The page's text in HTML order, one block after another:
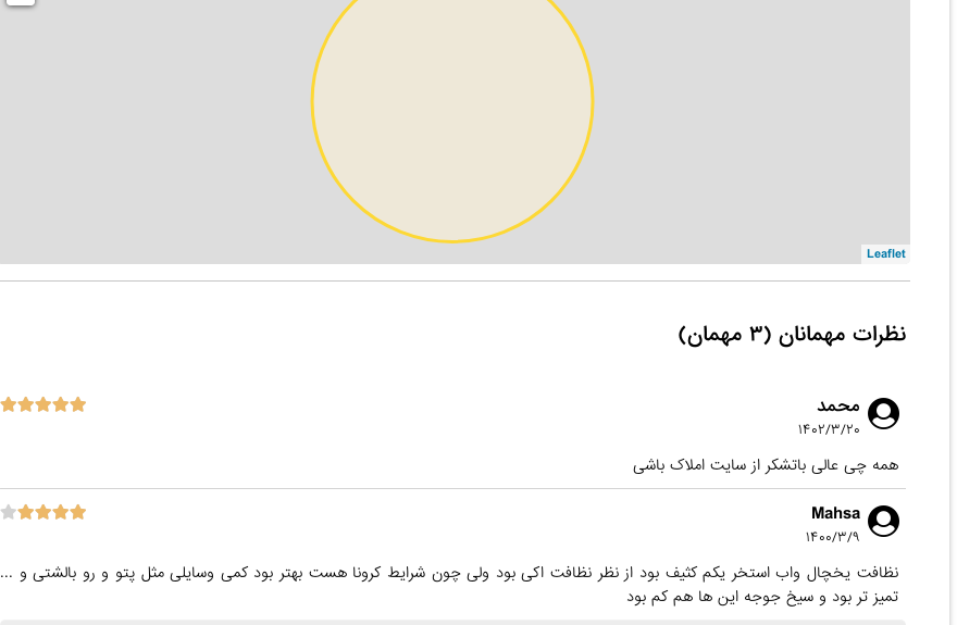
Leaflet
نظرات مهمانان (۳ مهمان)
محمد
۱۴۰۲/۳/۲۰
همه‌ چی عالی باتشکر از سایت املاک باشی
Mahsa
۱۴۰۰/۳/۹
نظافت یخچال واب استخر یکم کثیف بود از نظر نظافت اکی بود ولی چون شرایط کرونا هست بهتر بود کمی وسایلی مثل پتو و رو بالشتی و ...
تمیز تر بود و سیخ جوجه این ها هم کم بود